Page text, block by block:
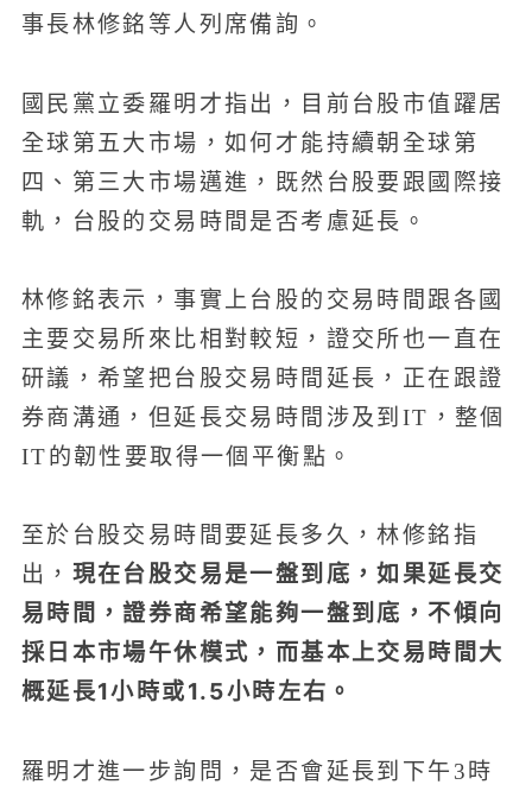
事長林修銘等人列席備詢。
國民黨立委羅明才指出，目前台股市值躍居
全球第五大市場，如何才能持續朝全球第
四、第三大市場邁進，既然台股要跟國際接
軌，台股的交易時間是否考慮延長。
林修銘表示，事實上台股的交易時間跟各國
主要交易所來比相對較短，證交所也一直在
研議，希望把台股交易時間延長，正在跟證
券商溝通，但延長交易時間涉及到IT，整個
IT的韌性要取得一個平衡點。
至於台股交易時間要延長多久，林修銘指
出， 現在台股交易是一盤到底，如果延長交
易時間，證券商希望能夠一盤到底，不傾向
採日本市場午休模式，而基本上交易時間大
概延長1小時或1.5小時左右。
羅明才進一步詢問，是否會延長到下午3時